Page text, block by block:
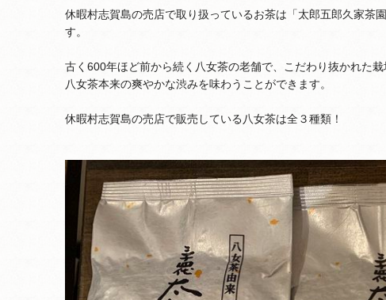
休暇村志賀島の売店で取り扱っているお茶は「太郎五郎久家茶
す。
古く600年ほど前から続く八女茶の老舗で、こだわり抜かれた
八女茶本来の爽やかな渋みを味わうことができます。
休暇村志賀島の売店で販売している八女茶は全３種類！